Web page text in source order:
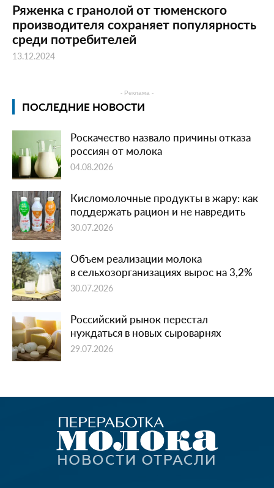
Ряженка с гранолой от тюменского
производителя сохраняет популярность
среди потребителей
13.12.2024
- Реклама -
ПОСЛЕДНИЕ НОВОСТИ
Роскачество назвало причины отказа
россиян от молока
04.08.2026
Кисломолочные продукты в жару: как
поддержать рацион и не навредить
30.07.2026
Объем реализации молока
в сельхозорганизациях вырос на 3,2%
30.07.2026
Российский рынок перестал
нуждаться в новых сыроварнях
29.07.2026